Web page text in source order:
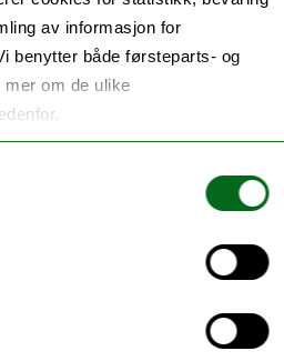
av informasjon for
benytter både førsteparts- og
om de ulike